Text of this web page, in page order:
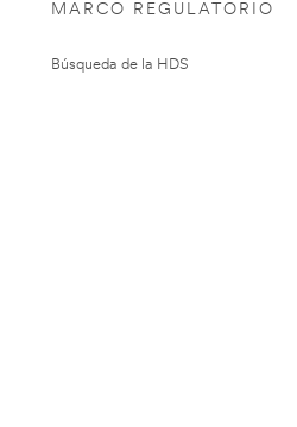
MARCO REGULATORIO
Búsqueda de la HDS